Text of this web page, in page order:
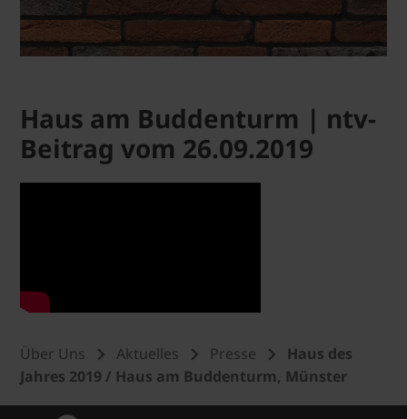
Haus am Buddenturm | ntv-
Beitrag vom 26.09.2019
Über Uns Aktuelles Presse
Haus des
Jahres 2019 / Haus am Buddenturm, Münster